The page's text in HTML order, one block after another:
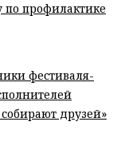
по профилактике
фестиваля-
друзей»